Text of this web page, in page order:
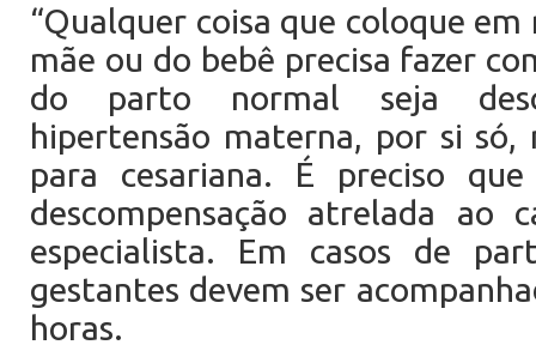
“Qualquer coisa que coloque em
mãe ou do bebê precisa fazer
do parto normal seja
hipertensão materna, por si só,
para cesariana. É preciso
descompensação atrelada ao
especialista. Em casos de
gestantes devem ser
horas.